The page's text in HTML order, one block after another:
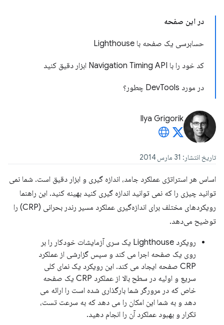
در این صفحه
حسابرسی یک صفحه با Lighthouse
کد خود را با Navigation Timing API ابزار دقیق کنید
در مورد DevTools چطور؟
Ilya Grigorik
تاریخ انتشار: 31 مارس 2014
اساس هر استراتژی عملکرد جامد، اندازه گیری و ابزار دقیق است. شما نمی
توانید چیزی را که نمی توانید اندازه گیری کنید بهینه کنید. این راهنما
رویکردهای مختلف برای اندازه‌گیری عملکرد مسیر رندر بحرانی (CRP) را
توضیح می‌دهد.
رویکرد Lighthouse یک سری آزمایشات خودکار را بر
روی یک صفحه اجرا می کند و سپس گزارشی از عملکرد
CRP صفحه ایجاد می کند. این رویکرد یک نمای کلی
سریع و اولیه در سطح بالا از عملکرد CRP یک صفحه
خاص که در مرورگر شما بارگذاری شده است را ارائه می
دهد و به شما این امکان را می دهد که به سرعت تست،
تکرار و بهبود عملکرد آن را انجام دهید.